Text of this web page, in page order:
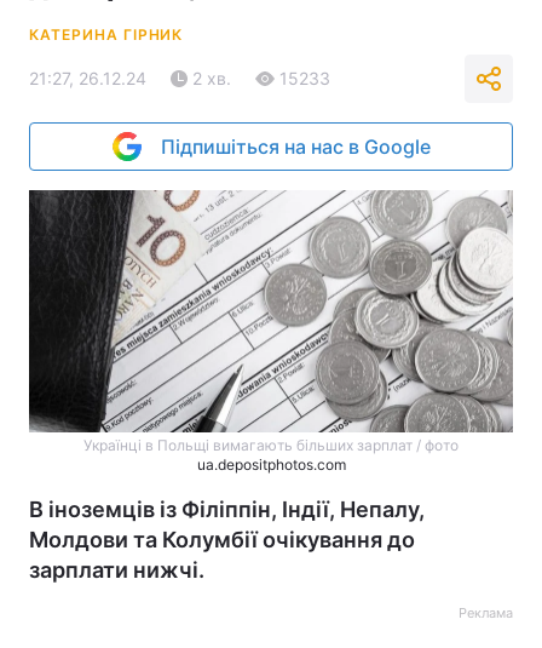
КАТЕРИНА ГІРНИК
21:27, 26.12.24 2 хв. 15233
Підпишіться на нас в Google
Українці в Польщі вимагають більших зарплат / фото
ua.depositphotos.com
В іноземців із Філіппін, Індії, Непалу,
Молдови та Колумбії очікування до
зарплати нижчі.
Реклама